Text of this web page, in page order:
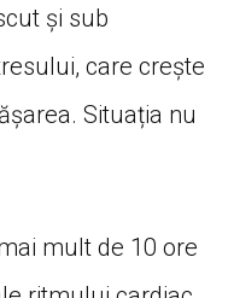
și sub
care crește
Situația nu
mult de 10 ore